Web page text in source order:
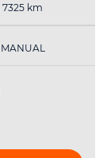
7325 km
MANUAL